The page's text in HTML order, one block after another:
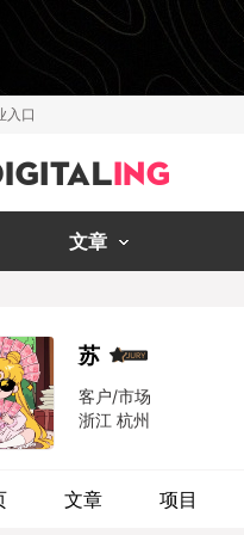
入口
文章
苏
客户/市场
浙江 杭州
文章 项目